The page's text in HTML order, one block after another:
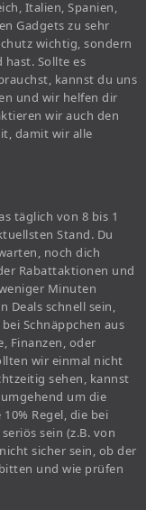
Italien, Spanien,
Gadgets zu sehr
wichtig, sondern
hast. Sollte es
kannst du uns
und wir helfen dir
wir auch den
damit wir alle
täglich von 8 bis 1
Stand. Du
noch dich
Rabattaktionen und
Minuten
Deals schnell sein,
Schnäppchen aus
Finanzen, oder
wir einmal nicht
sehen, kannst
um die
Regel, die bei
sein (z.B. von
sicher sein, ob der
und wie prüfen